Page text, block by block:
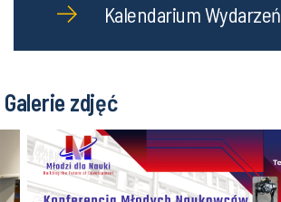
Kalendarium Wydarzeń
Galerie zdjęć